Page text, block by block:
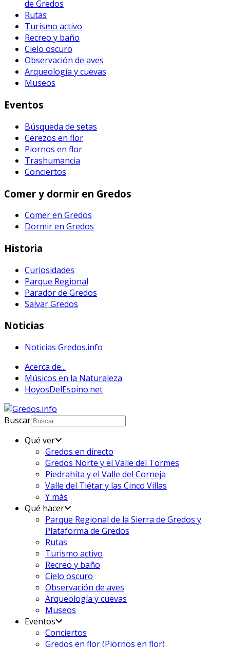
de Gredos
Rutas
Turismo activo
Recreo y baño
Cielo oscuro
Observación de aves
Arqueología y cuevas
Museos
Eventos
Búsqueda de setas
Cerezos en flor
Piornos en flor
Trashumancia
Conciertos
Comer y dormir en Gredos
Comer en Gredos
Dormir en Gredos
Historia
Curiosidades
Parque Regional
Parador de Gredos
Salvar Gredos
Noticias
Noticias Gredos.info
Acerca de...
Músicos en la Naturaleza
HoyosDelEspino.net
Buscar
Qué ver
Gredos en directo
Gredos Norte y el Valle del Tormes
Piedrahíta y el Valle del Corneja
Valle del Tiétar y las Cinco Villas
Y más
Qué hacer
Parque Regional de la Sierra de Gredos y
Plataforma de Gredos
Rutas
Turismo activo
Recreo y baño
Cielo oscuro
Observación de aves
Arqueología y cuevas
Museos
Eventos
Conciertos
Gredos en flor (Piornos en flor)